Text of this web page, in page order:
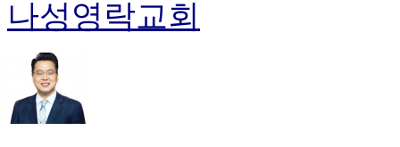
나성영락교회